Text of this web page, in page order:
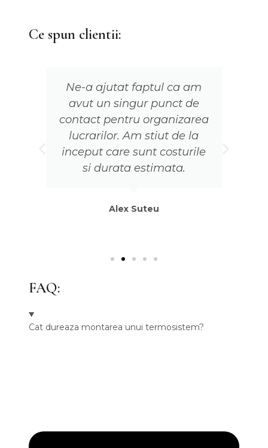
Ce spun clientii:
Ne-a ajutat faptul ca am
avut un singur punct de
contact pentru organizarea
lucrarilor. Am stiut de la
inceput care sunt costurile
si durata estimata.
Alex Suteu
FAQ:
Cat dureaza montarea unui termosistem?